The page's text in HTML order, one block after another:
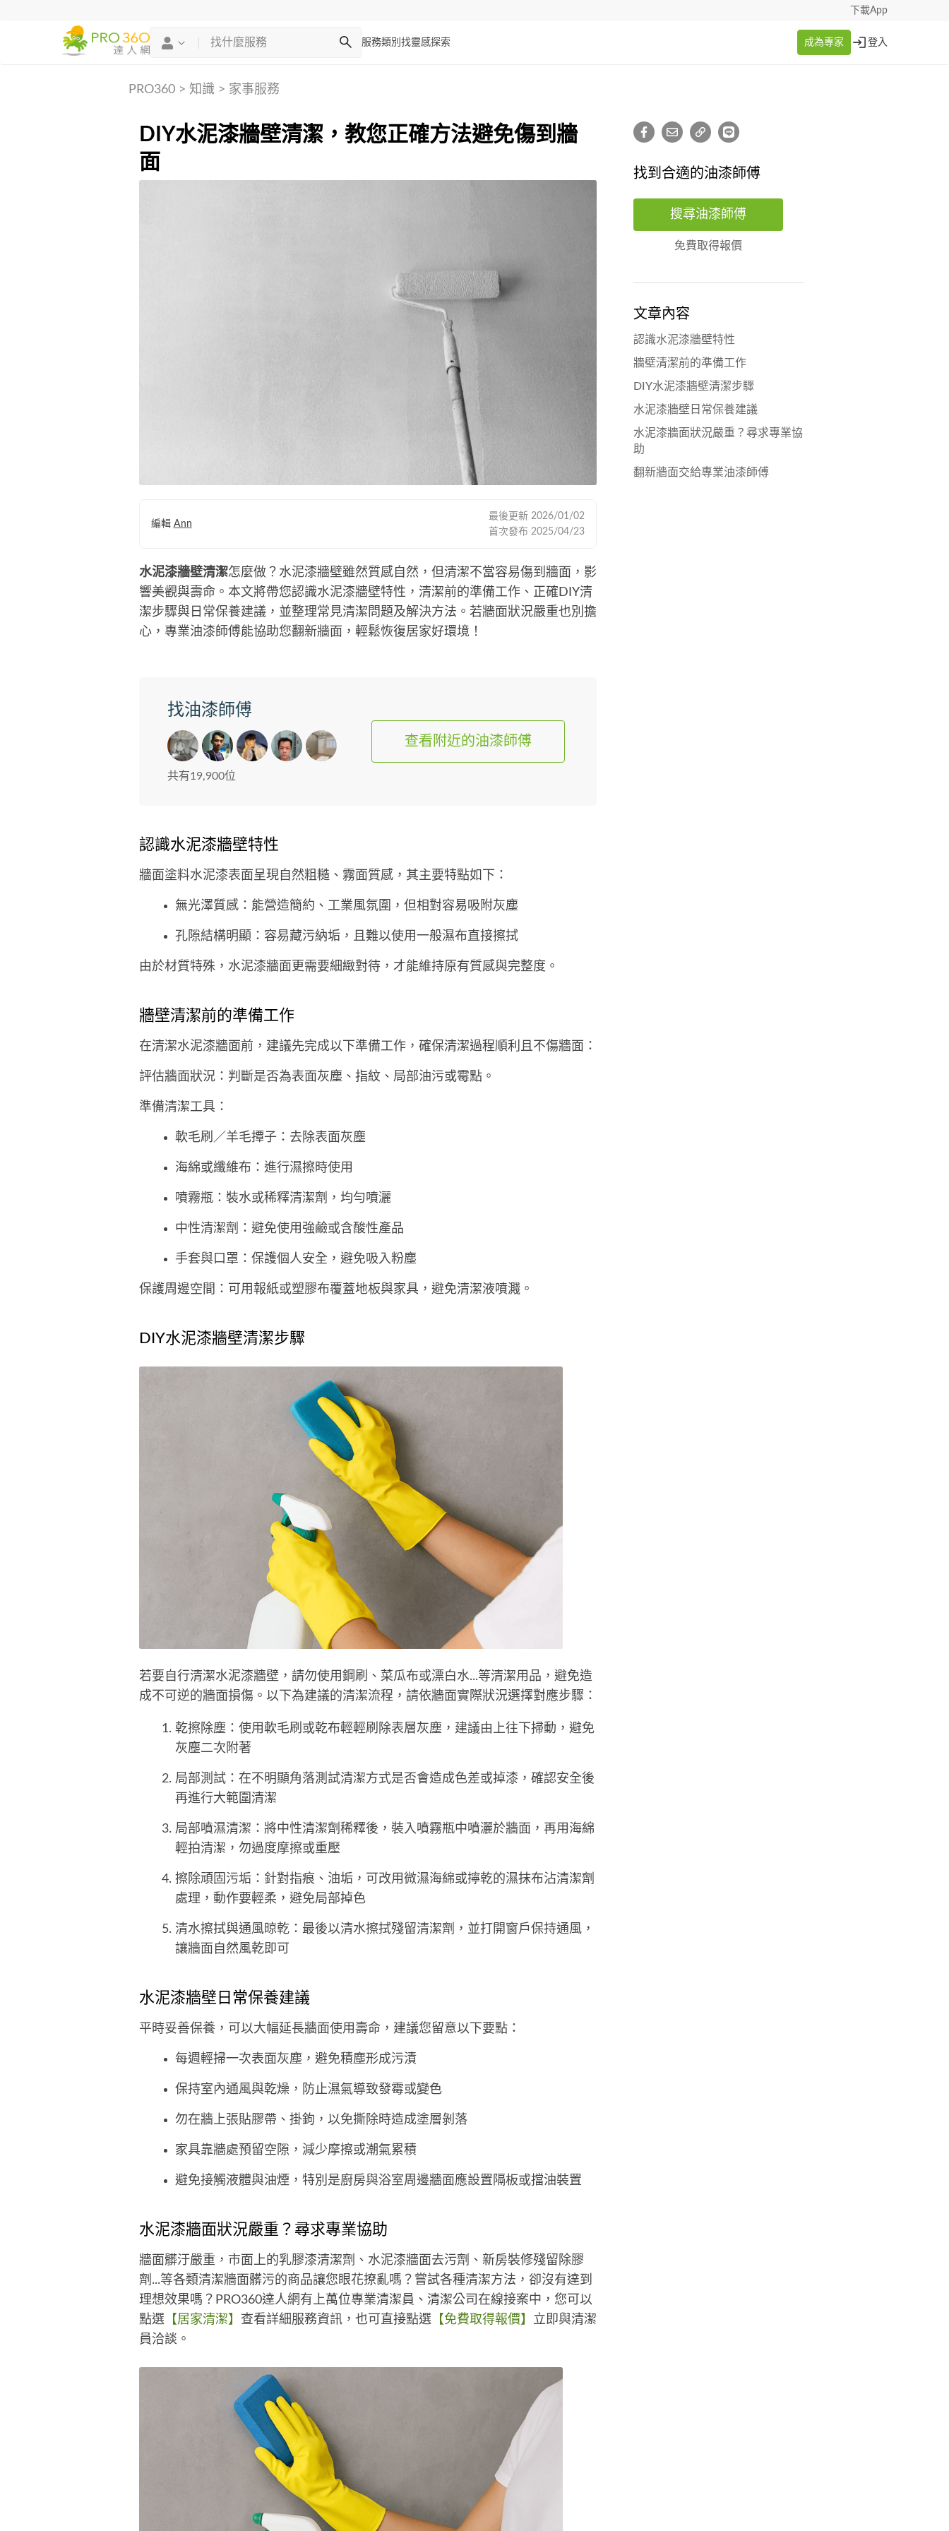
下載App
服務類別 找靈感探索 成為專家 登入
PRO360> 知識 > 家事服務
DIY水泥漆牆壁清潔，教您正確方法避免傷到牆
面
水泥漆牆壁清潔怎麼做？水泥漆牆壁雖然質感自然，但清潔不當容易傷到牆面，影
響美觀與壽命。本文將帶您認識水泥漆牆壁特性，清潔前的準備工作、正確DIY清
潔步驟與日常保養建議，並整理常見清潔問題及解決方法。若牆面狀況嚴重也別擔
心，專業油漆師傅能協助您翻新牆面，輕鬆恢復居家好環境！
編輯 Ann
最後更新 2026/01/02
首次發布 2025/04/23
找油漆師傅
共有19,900位
查看附近的油漆師傅
認識水泥漆牆壁特性
牆面塗料水泥漆表面呈現自然粗糙、霧面質感，其主要特點如下：
無光澤質感：能營造簡約、工業風氛圍，但相對容易吸附灰塵
孔隙結構明顯：容易藏污納垢，且難以使用一般濕布直接擦拭
由於材質特殊，水泥漆牆面更需要細緻對待，才能維持原有質感與完整度。
牆壁清潔前的準備工作
在清潔水泥漆牆面前，建議先完成以下準備工作，確保清潔過程順利且不傷牆面：
評估牆面狀況：判斷是否為表面灰塵、指紋、局部油污或霉點。
準備清潔工具：
軟毛刷／羊毛撢子：去除表面灰塵
海綿或纖維布：進行濕擦時使用
噴霧瓶：裝水或稀釋清潔劑，均勻噴灑
中性清潔劑：避免使用強鹼或含酸性產品
手套與口罩：保護個人安全，避免吸入粉塵
保護周邊空間：可用報紙或塑膠布覆蓋地板與家具，避免清潔液噴濺。
DIY水泥漆牆壁清潔步驟
若要自行清潔水泥漆牆壁，請勿使用鋼刷、菜瓜布或漂白水...等清潔用品，避免造
成不可逆的牆面損傷。以下為建議的清潔流程，請依牆面實際狀況選擇對應步驟：
乾擦除塵：使用軟毛刷或乾布輕輕刷除表層灰塵，建議由上往下掃動，避免
灰塵二次附著
局部測試：在不明顯角落測試清潔方式是否會造成色差或掉漆，確認安全後
再進行大範圍清潔
局部噴濕清潔：將中性清潔劑稀釋後，裝入噴霧瓶中噴灑於牆面，再用海綿
輕拍清潔，勿過度摩擦或重壓
擦除頑固污垢：針對指痕、油垢，可改用微濕海綿或擰乾的濕抹布沾清潔劑
處理，動作要輕柔，避免局部掉色
清水擦拭與通風晾乾：最後以清水擦拭殘留清潔劑，並打開窗戶保持通風，
讓牆面自然風乾即可
水泥漆牆壁日常保養建議
平時妥善保養，可以大幅延長牆面使用壽命，建議您留意以下要點：
每週輕掃一次表面灰塵，避免積塵形成污漬
保持室內通風與乾燥，防止濕氣導致發霉或變色
勿在牆上張貼膠帶、掛鉤，以免撕除時造成塗層剝落
家具靠牆處預留空隙，減少摩擦或潮氣累積
避免接觸液體與油煙，特別是廚房與浴室周邊牆面應設置隔板或擋油裝置
水泥漆牆面狀況嚴重？尋求專業協助
牆面髒汙嚴重，市面上的乳膠漆清潔劑、水泥漆牆面去污劑、新房裝修殘留除膠
劑...等各類清潔牆面髒污的商品讓您眼花撩亂嗎？嘗試各種清潔方法，卻沒有達到
理想效果嗎？PRO360達人網有上萬位專業清潔員、清潔公司在線接案中，您可以
點選 【居家清潔】 查看詳細服務資訊，也可直接點選 【免費取得報價】 立即與清潔
員洽談。
找到合適的油漆師傅
搜尋油漆師傅
免費取得報價
文章內容
認識水泥漆牆壁特性
牆壁清潔前的準備工作
DIY水泥漆牆壁清潔步驟
水泥漆牆壁日常保養建議
水泥漆牆面狀況嚴重？尋求專業協
助
翻新牆面交給專業油漆師傅